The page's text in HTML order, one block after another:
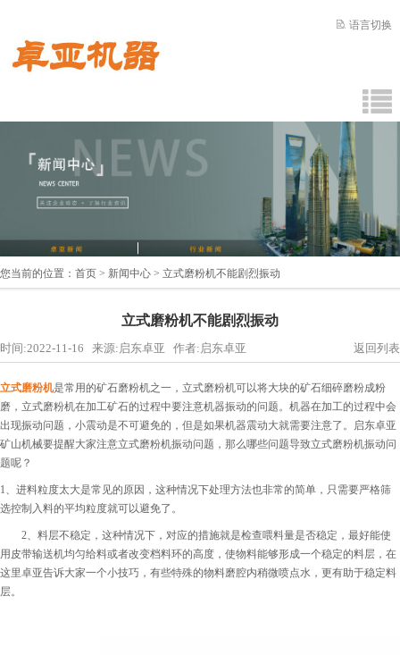
语言切换
您当前的位置： 首页 > 新闻中心 > 立式磨粉机不能剧烈振动
立式磨粉机不能剧烈振动
时间:2022-11-16 来源:启东卓亚 作者:启东卓亚 返回列表
立式磨粉机是常用的矿石磨粉机之一，立式磨粉机可以将大块的矿石细碎磨粉成粉
磨，立式磨粉机在加工矿石的过程中要注意机器振动的问题。机器在加工的过程中会
出现振动问题，小震动是不可避免的，但是如果机器震动大就需要注意了。启东卓亚
矿山机械要提醒大家注意立式磨粉机振动问题，那么哪些问题导致立式磨粉机振动问
题呢？
1、进料粒度太大是常见的原因，这种情况下处理方法也非常的简单，只需要严格筛
选控制入料的平均粒度就可以避免了。
2、料层不稳定，这种情况下，对应的措施就是检查喂料量是否稳定，最好能使
用皮带输送机均匀给料或者改变档料环的高度，使物料能够形成一个稳定的料层，在
这里卓亚告诉大家一个小技巧，有些特殊的物料磨腔内稍微喷点水，更有助于稳定料
层。